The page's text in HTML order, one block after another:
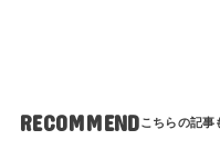
RECOMMEND